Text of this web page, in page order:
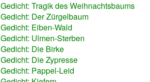
Gedicht: Tragik des Weihnachtsbaums
Gedicht: Der Zürgelbaum
Gedicht: Eiben-Wald
Gedicht: Ulmen-Sterben
Gedicht: Die Birke
Gedicht: Die Zypresse
Gedicht: Pappel-Leid